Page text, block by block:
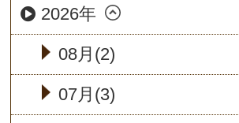
2026年
08月(2)
07月(3)